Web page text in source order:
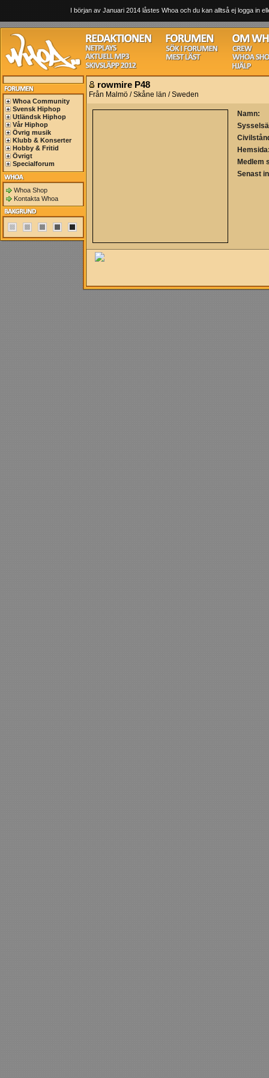
I början av Januari 2014 låstes Whoa och du kan alltså ej logga in
Whoa Community
Svensk Hiphop
Utländsk Hiphop
Vår Hiphop
Övrig musik
Klubb & Konserter
Hobby & Fritid
Övrigt
Specialforum
Whoa Shop
Kontakta Whoa
rowmire P48
Från Malmö / Skåne län / Sweden
Namn:
Medlem
Senast